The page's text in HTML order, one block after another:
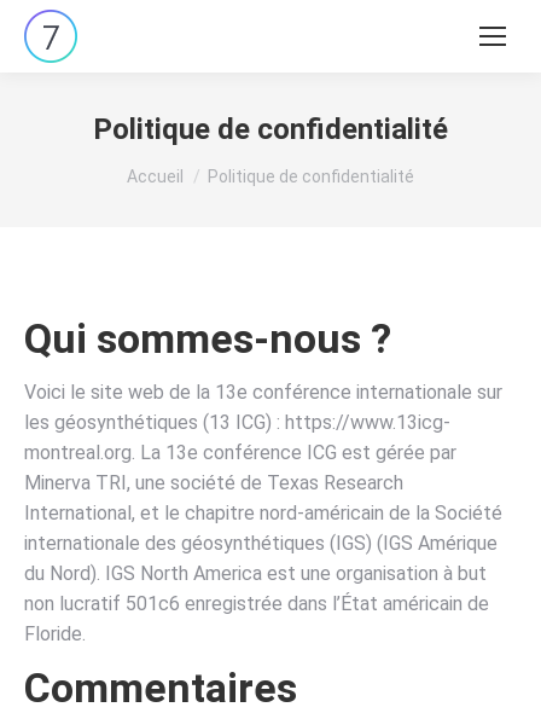
Recherche
Politique de confidentialité
Vous êtes ici :
Accueil Politique de confidentialité
Qui sommes-nous ?
Voici le site web de la 13e conférence internationale sur
les géosynthétiques (13 ICG) : https://www.13icg-
montreal.org. La 13e conférence ICG est gérée par
Minerva TRI, une société de Texas Research
International, et le chapitre nord-américain de la Société
internationale des géosynthétiques (IGS) (IGS Amérique
du Nord). IGS North America est une organisation à but
non lucratif 501c6 enregistrée dans l’État américain de
Floride.
Commentaires